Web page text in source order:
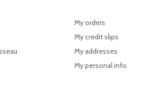
My orders
My credit slips
My addresses
My personal info